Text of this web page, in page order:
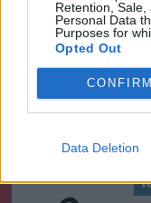
Retention,
Personal Data
Purposes for
Opted Out
CONFIRM
Data Deletion